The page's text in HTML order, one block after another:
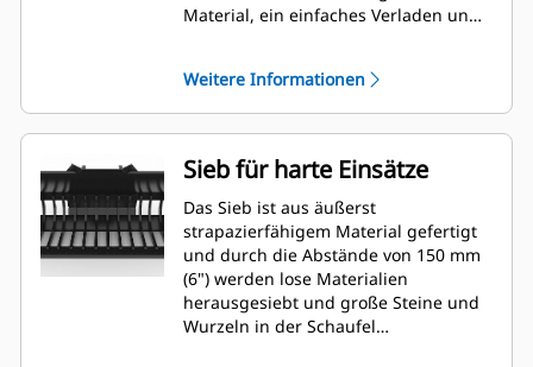
Material, ein einfaches Verladen und
Weitere Informationen
Sieb für harte Einsätze
Das Sieb ist aus äußerst
strapazierfähigem Material gefertigt
und durch die Abstände von 150 mm
(6") werden lose Materialien
herausgesiebt und große Steine und
Wurzeln in der Schaufel